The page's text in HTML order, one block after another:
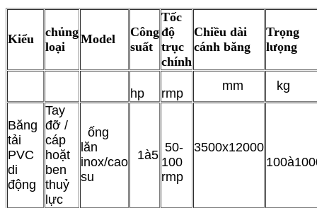
Kiểu
chủng
loại
Model
Công
suất
Tốc
độ
trục
chính
Chiều dài
cánh băng
Trọng
lưọng
hp rmp
mm kg
Băng
tải
PVC
di
động
Tay
đỡ /
cáp
hoặt
ben
thuỷ
lực
ống
lăn
inox/cao
su
1à5
50-
100
rmp
3500x12000
100à